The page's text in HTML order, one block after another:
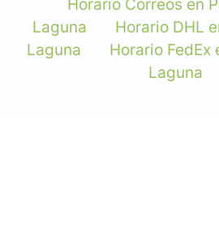
Horario Correos en
Laguna
Horario DHL
Laguna
Horario FedEx
Laguna